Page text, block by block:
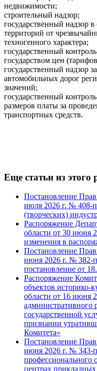
недвижимости;
строительный надзор;
государственный надзор
территорий от
техногенного характера;
государственный
государством цен
государственный надзор
автомобильных дорог
значений;
государственный
размеров платы за
транспортных средств.
Еще статьи из этого
Постановление
июля 2026 г. № 408-
(творческих)
Распоряжение
области от 30 июня
изменения в
Постановление
июня 2026 г. № 382-
постановление от
Распоряжение
объектов историко-
области от 16 июня
административного
государственной
признании
Комитета»
Постановление
июня 2026 г. № 343-
профессионального
центрах